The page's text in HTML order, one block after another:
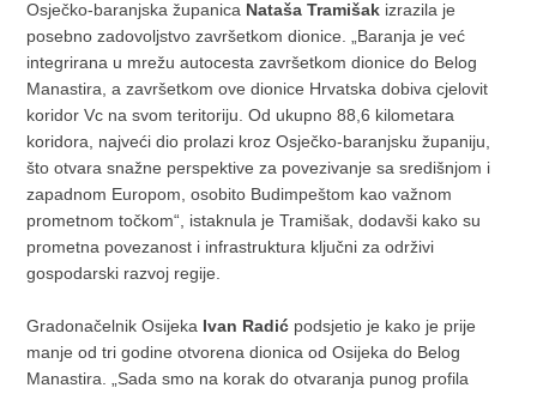
Osječko-baranjska županica Nataša Tramišak izrazila je
posebno zadovoljstvo završetkom dionice. „Baranja je već
integrirana u mrežu autocesta završetkom dionice do Belog
Manastira, a završetkom ove dionice Hrvatska dobiva cjelovit
koridor Vc na svom teritoriju. Od ukupno 88,6 kilometara
koridora, najveći dio prolazi kroz Osječko-baranjsku županiju,
što otvara snažne perspektive za povezivanje sa središnjom i
zapadnom Europom, osobito Budimpeštom kao važnom
prometnom točkom“, istaknula je Tramišak, dodavši kako su
prometna povezanost i infrastruktura ključni za održivi
gospodarski razvoj regije.
Gradonačelnik Osijeka Ivan Radić podsjetio je kako je prije
manje od tri godine otvorena dionica od Osijeka do Belog
Manastira. „Sada smo na korak do otvaranja punog profila